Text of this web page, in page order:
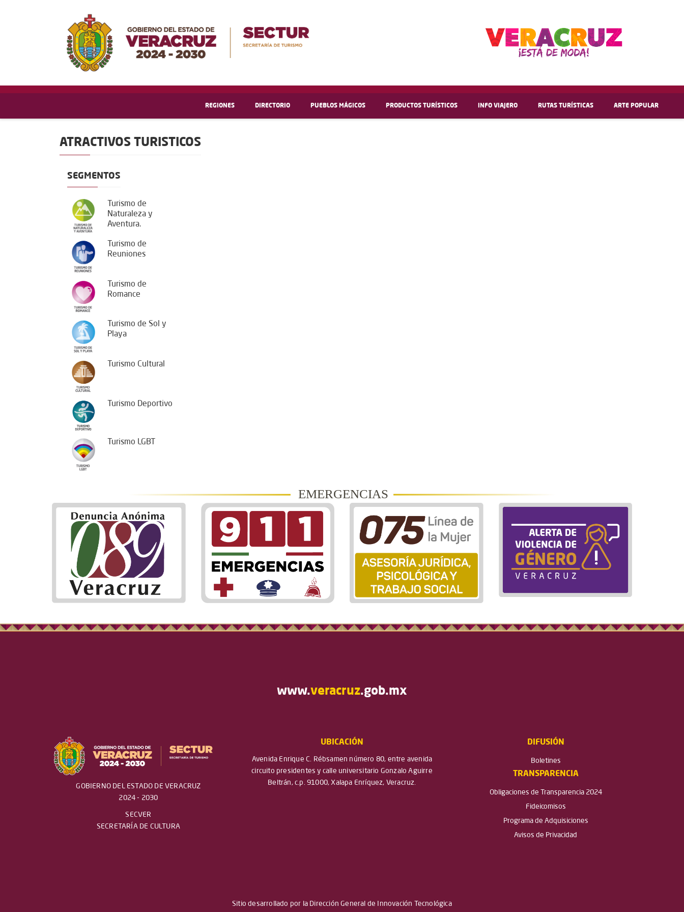
REGIONES DIRECTORIO PUEBLOS MÁGICOS PRODUCTOS TURÍSTICOS INFO VIAJERO RUTAS TURÍSTICAS ARTE POPULAR
ATRACTIVOS TURISTICOS
SEGMENTOS
Turismo de
Naturaleza y
Aventura.
Turismo de
Reuniones
Turismo de
Romance
Turismo de Sol y
Playa
Turismo Cultural
Turismo Deportivo
Turismo LGBT
EMERGENCIAS
www.veracruz.gob.mx
GOBIERNO DEL ESTADO DE VERACRUZ
2024 - 2030
SECVER
SECRETARÍA DE CULTURA
UBICACIÓN
Avenida Enrique C. Rébsamen número 80, entre avenida
circuito presidentes y calle universitario Gonzalo Aguirre
Beltrán, c.p. 91000, Xalapa Enríquez, Veracruz.
DIFUSIÓN
Boletines
TRANSPARENCIA
Obligaciones de Transparencia 2024
Fideicomisos
Programa de Adquisiciones
Avisos de Privacidad
Sitio desarrollado por la Dirección General de Innovación Tecnológica